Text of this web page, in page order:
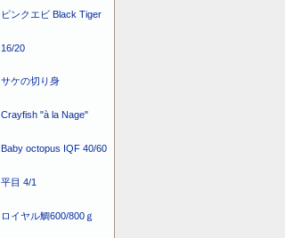
ピンクエビ Black Tiger
16/20
サケの切り身
Crayfish "à la Nage"
Baby octopus IQF 40/60
平目 4/1
ロイヤル鯛600/800ｇ